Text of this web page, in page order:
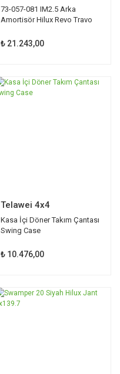
73-057-081 IM2.5 Arka
Amortisör Hilux Revo Travo
₺ 21.243,00
Telawei 4x4
Kasa İçi Döner Takım Çantası
Swing Case
₺ 10.476,00